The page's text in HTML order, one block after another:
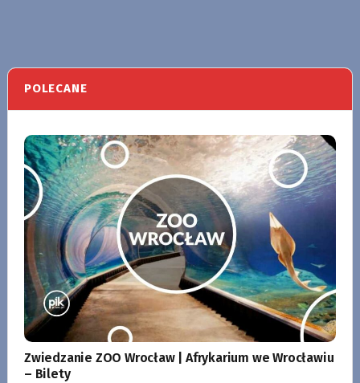
POLECANE
Zwiedzanie ZOO Wrocław | Afrykarium we Wrocławiu
– Bilety